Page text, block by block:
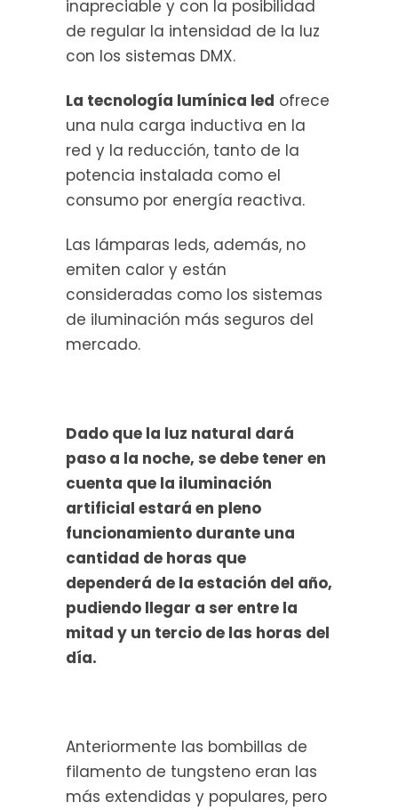
inapreciable y con la posibilidad
de regular la intensidad de la luz
con los sistemas DMX.
La tecnología lumínica led ofrece
una nula carga inductiva en la
red y la reducción, tanto de la
potencia instalada como el
consumo por energía reactiva.
Las lámparas leds, además, no
emiten calor y están
consideradas como los sistemas
de iluminación más seguros del
mercado.
Dado que la luz natural dará
paso a la noche, se debe tener en
cuenta que la iluminación
artificial estará en pleno
funcionamiento durante una
cantidad de horas que
dependerá de la estación del año,
pudiendo llegar a ser entre la
mitad y un tercio de las horas del
día.
Anteriormente las bombillas de
filamento de tungsteno eran las
más extendidas y populares, pero